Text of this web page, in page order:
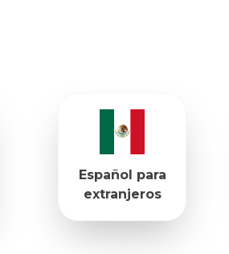
Español para
extranjeros